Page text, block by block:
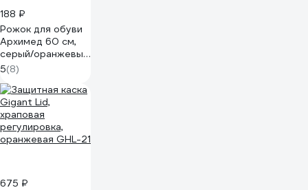
188 ₽
Рожок для обуви
Архимед 60 см,
серый/оранжевый
Р1310СЕР
5(8)
675 ₽